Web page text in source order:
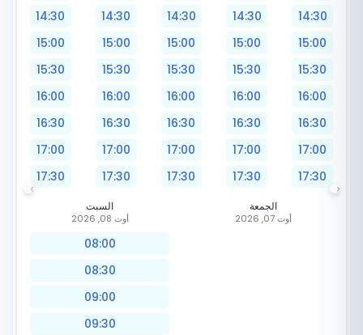
14:30
15:00
15:30
16:00
16:30
17:00
17:30
14:30
15:00
15:30
16:00
16:30
17:00
17:30
14:30
15:00
15:30
16:00
16:30
17:00
17:30
14:30
15:00
15:30
16:00
16:30
17:00
17:30
14:30
15:00
15:30
16:00
16:30
17:00
17:30
السبت
أوت 08, 2026
08:00
08:30
09:00
09:30
الجمعة
أوت 07, 2026